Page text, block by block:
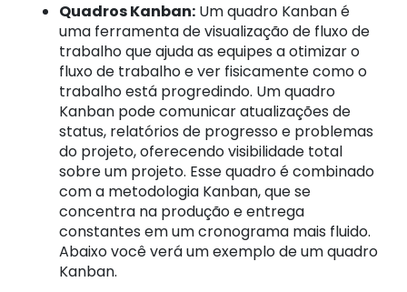
Quadros Kanban: Um quadro Kanban é
uma ferramenta de visualização de fluxo de
trabalho que ajuda as equipes a otimizar o
fluxo de trabalho e ver fisicamente como o
trabalho está progredindo. Um quadro
Kanban pode comunicar atualizações de
status, relatórios de progresso e problemas
do projeto, oferecendo visibilidade total
sobre um projeto. Esse quadro é combinado
com a metodologia Kanban, que se
concentra na produção e entrega
constantes em um cronograma mais fluido.
Abaixo você verá um exemplo de um quadro
Kanban.